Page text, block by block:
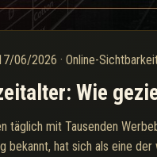
06/2026 · Online-
Wie
täglich mit Tausenden
bekannt, hat sich als eine